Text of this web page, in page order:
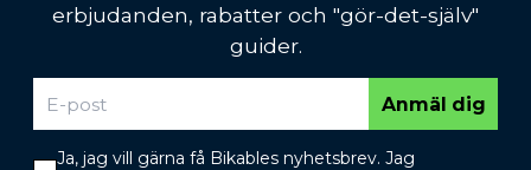
erbjudanden, rabatter och "gör-det-själv"
guider.
Anmäl dig
Ja, jag vill gärna få Bikables nyhetsbrev. Jag